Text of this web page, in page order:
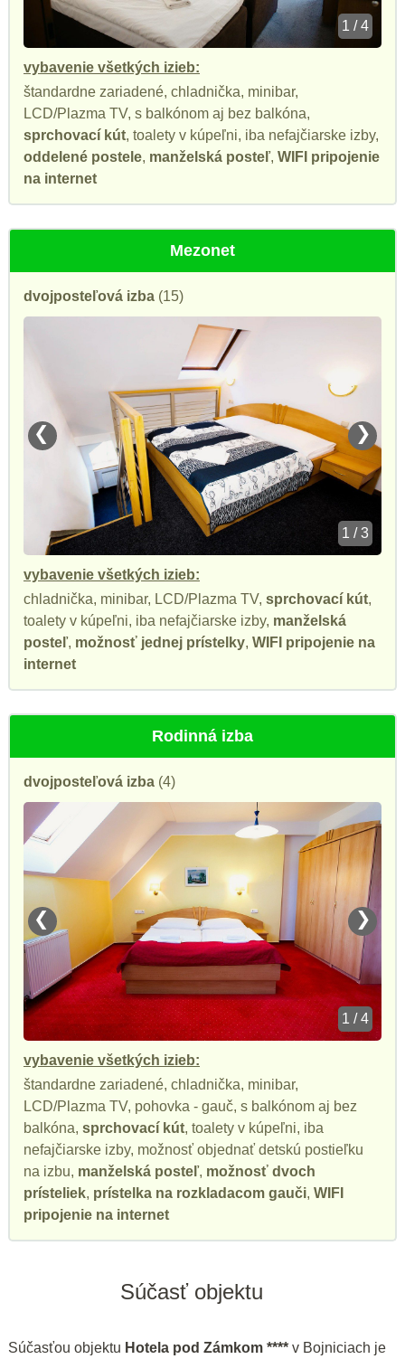
1 / 4
vybavenie všetkých izieb:
štandardne zariadené, chladnička, minibar,
LCD/Plazma TV, s balkónom aj bez balkóna,
sprchovací kút, toalety v kúpeľni, iba nefajčiarske izby,
oddelené postele, manželská posteľ, WIFI pripojenie
na internet
Mezonet
dvojposteľová izba (15)
❮ ❯
1 / 3
vybavenie všetkých izieb:
chladnička, minibar, LCD/Plazma TV, sprchovací kút,
toalety v kúpeľni, iba nefajčiarske izby, manželská
posteľ, možnosť jednej prístelky, WIFI pripojenie na
internet
Rodinná izba
dvojposteľová izba (4)
❮ ❯
1 / 4
vybavenie všetkých izieb:
štandardne zariadené, chladnička, minibar,
LCD/Plazma TV, pohovka - gauč, s balkónom aj bez
balkóna, sprchovací kút, toalety v kúpeľni, iba
nefajčiarske izby, možnosť objednať detskú postieľku
na izbu, manželská posteľ, možnosť dvoch
prísteliek, prístelka na rozkladacom gauči, WIFI
pripojenie na internet
Súčasť objektu
Súčasťou objektu Hotela pod Zámkom **** v Bojniciach je